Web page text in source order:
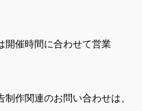
催時間に合わせて営業
作関連のお問い合わせは、